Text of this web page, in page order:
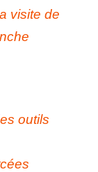
visite de
outils